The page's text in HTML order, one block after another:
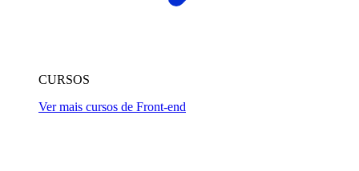
CURSOS
Ver mais cursos de Front-end